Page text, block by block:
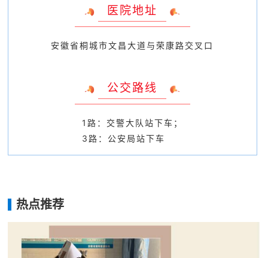
医院地址
安徽省桐城市文昌大道与荣康路交叉口
公交路线
1路：交警大队站下车；
3路：公安局站下车
热点推荐